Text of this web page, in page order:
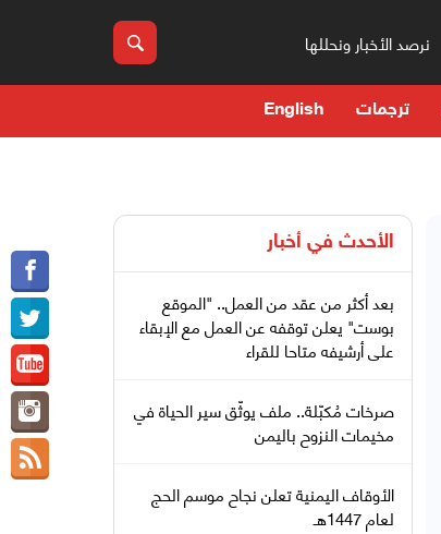
نرصد الأخبار ونحللها
ترجمات English
الأحدث في أخبار
بعد أكثر من عقد من العمل.. "الموقع
بوست" يعلن توقفه عن العمل مع الإبقاء
على أرشيفه متاحا للقراء
صرخات مُكبّلة.. ملف يوثّق سير الحياة في
مخيمات النزوح باليمن
الأوقاف اليمنية تعلن نجاح موسم الحج
لعام 1447هـ